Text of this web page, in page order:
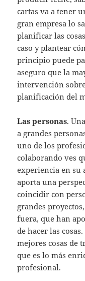
cartas va a tener
gran empresa lo
planificar las
caso y plantear
principio puede
aseguro que la
intervención
planificación del
Las personas.
a grandes
uno de los
colaborando ves
experiencia en su
aporta una
coincidir con
grandes
fuera, que han
de hacer las
mejores cosas de
que es lo más
profesional.